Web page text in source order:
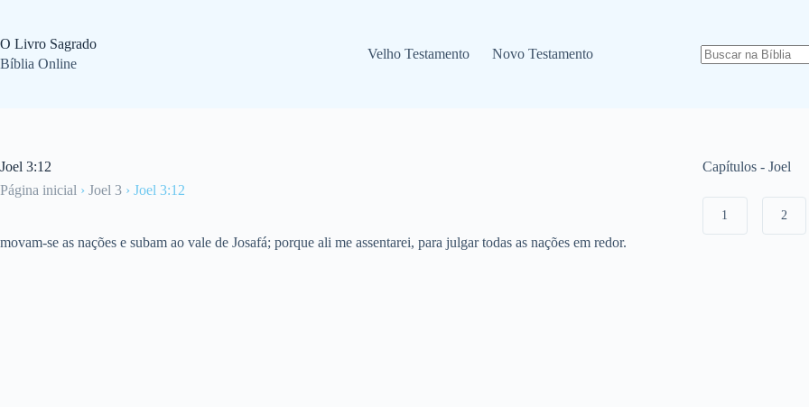
o
conteúdo
O Livro Sagrado
Bíblia Online
Velho Testamento Novo Testamento
Joel 3:12
Página inicial › Joel 3 › Joel 3:12
movam-se as nações e subam ao vale de Josafá; porque ali me assentarei, para julgar todas as nações em redor.
Capítulos - Joel
1 2